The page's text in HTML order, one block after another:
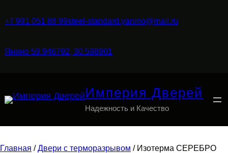
+7 991 051 88 99steel-standard.yanino@mail.ru
Янино 59.946792, 30.598901
Империя Дверей
Надежность и Качество
Главная /Двери с терморазрывом / Изотерма СЕРЕБРО